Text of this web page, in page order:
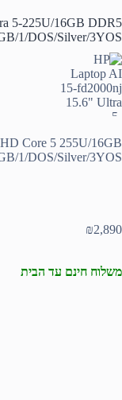
5-225U/16GB DDR5
1/DOS/Silver/3YOS
Core 5 255U/16GB
1/DOS/Silver/3YOS
₪2,890
משלוח חינם עד הבית